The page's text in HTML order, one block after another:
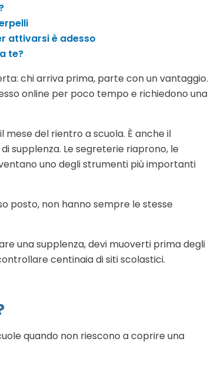
attivarsi è adesso
te?
chi arriva prima, parte con un vantaggio.
online per poco tempo e richiedono una
del rientro a scuola. È anche il
supplenza. Le segreterie riaprono, le
uno degli strumenti più importanti
posto, non hanno sempre le stesse
una supplenza, devi muoverti prima degli
centinaia di siti scolastici.
quando non riescono a coprire una